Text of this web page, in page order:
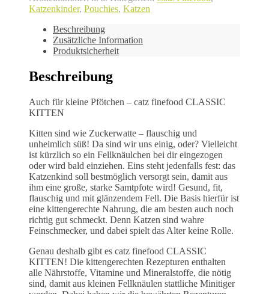
Katzenkinder, Pouchies, Katzen
Beschreibung
Zusätzliche Information
Produktsicherheit
Beschreibung
Auch für kleine Pfötchen – catz finefood CLASSIC
KITTEN
Kitten sind wie Zuckerwatte – flauschig und
unheimlich süß! Da sind wir uns einig, oder? Vielleicht
ist kürzlich so ein Fellknäulchen bei dir eingezogen
oder wird bald einziehen. Eins steht jedenfalls fest: das
Katzenkind soll bestmöglich versorgt sein, damit aus
ihm eine große, starke Samtpfote wird! Gesund, fit,
flauschig und mit glänzendem Fell. Die Basis hierfür ist
eine kittengerechte Nahrung, die am besten auch noch
richtig gut schmeckt. Denn Katzen sind wahre
Feinschmecker, und dabei spielt das Alter keine Rolle.
Genau deshalb gibt es catz finefood CLASSIC
KITTEN! Die kittengerechten Rezepturen enthalten
alle Nährstoffe, Vitamine und Mineralstoffe, die nötig
sind, damit aus kleinen Fellknäulen stattliche Minitiger